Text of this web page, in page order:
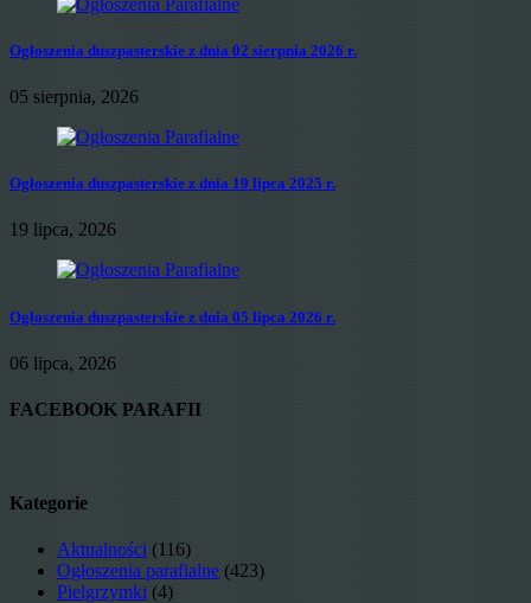
Ogłoszenia duszpasterskie z dnia 02 sierpnia 2026 r.
05 sierpnia, 2026
Ogłoszenia duszpasterskie z dnia 19 lipca 2025 r.
19 lipca, 2026
Ogłoszenia duszpasterskie z dnia 05 lipca 2026 r.
06 lipca, 2026
FACEBOOK PARAFII
Kategorie
Aktualności (116)
Ogłoszenia parafialne (423)
Pielgrzymki (4)